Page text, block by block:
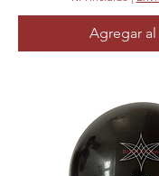
Agregar